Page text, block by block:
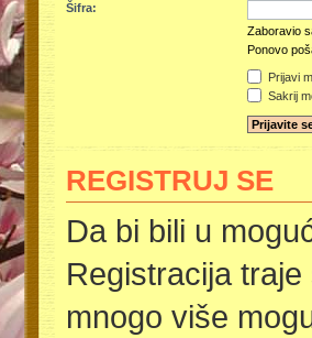
Šifra:
Zaboravio
Ponovo
Prijavi
Sakrij
REGISTRUJ SE
Da bi bili u
Registracija
mnogo više